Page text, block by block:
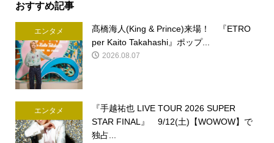
おすすめ記事
エンタメ
髙橋海人(King & Prince)来場！ 『ETRO
per Kaito Takahashi』ポップ...
2026.08.07
エンタメ
『手越祐也 LIVE TOUR 2026 SUPER
STAR FINAL』 9/12(土)【WOWOW】で
独占...